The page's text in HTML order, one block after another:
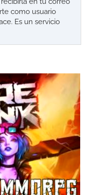
como usuario
Es un servicio